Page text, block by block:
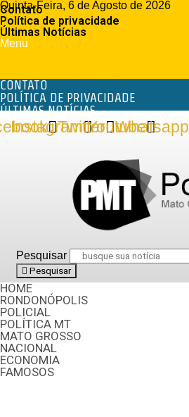
Quinta-Feira, 6 de Agosto de 2026
Contato
Política de privacidade
Últimas Notícias
Menu
CONTATO
POLÍTICA DE PRIVACIDADE
ÚLTIMAS NOTÍCIAS
InstagramTwitterYoutube
Whatsapp
Pesquisar
Pesquisar
HOME
RONDONÓPOLIS
POLICIAL
POLÍTICA MT
MATO GROSSO
NACIONAL
ECONOMIA
FAMOSOS